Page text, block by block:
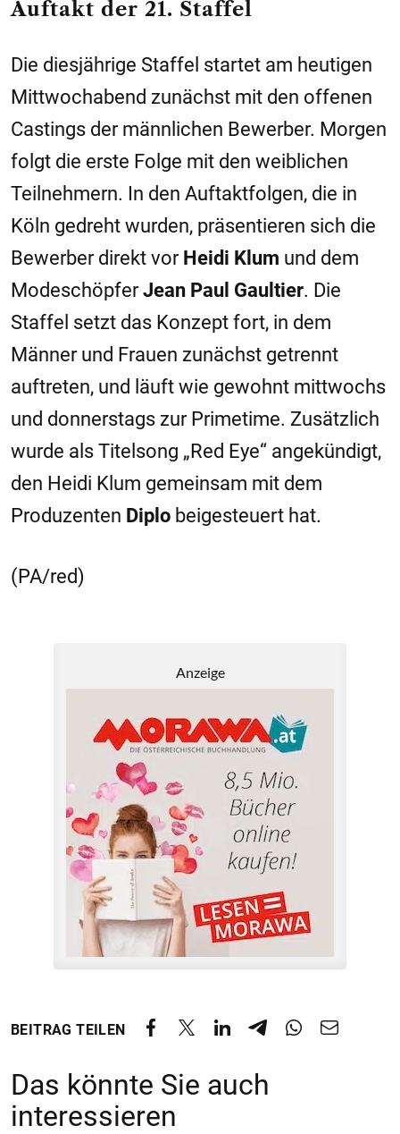
Auftakt der 21. Staffel
Die diesjährige Staffel startet am heutigen
Mittwochabend zunächst mit den offenen
Castings der männlichen Bewerber. Morgen
folgt die erste Folge mit den weiblichen
Teilnehmern. In den Auftaktfolgen, die in
Köln gedreht wurden, präsentieren sich die
Bewerber direkt vor Heidi Klum und dem
ModeschöpferJean Paul Gaultier. Die
Staffel setzt das Konzept fort, in dem
Männer und Frauen zunächst getrennt
auftreten, und läuft wie gewohnt mittwochs
und donnerstags zur Primetime. Zusätzlich
wurde als Titelsong „Red Eye“ angekündigt,
den Heidi Klum gemeinsam mit dem
Produzenten Diplo beigesteuert hat.
(PA/red)
Anzeige
BEITRAG TEILEN
Das könnte Sie auch
interessieren